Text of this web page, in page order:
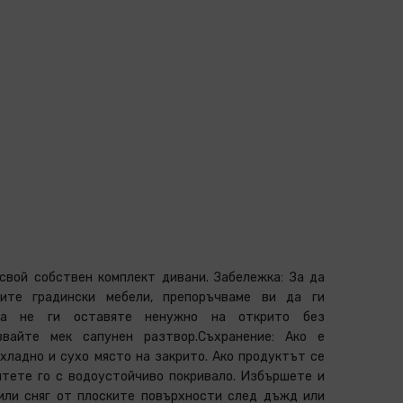
собствен комплект дивани. Забележка: За да
градински мебели, препоръчваме ви да ги